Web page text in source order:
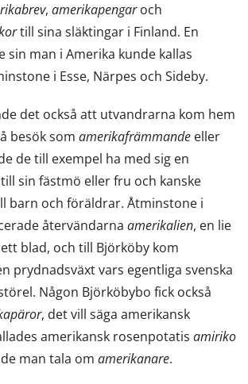
, amerikapengaroch
till sina släktingar i Finland. En
sin man i Amerika kunde kallas
i Esse, Närpes och Sideby.
det också att utvandrarna kom hem
besök som amerikafrämmande eller
de till exempel ha med sig en
sin fästmö eller fru och kanske
barn och föräldrar. Åtminstone i
återvändarna amerikalien, en lie
blad, och till Björköby kom
prydnadsväxt vars egentliga svenska
Någon Björköbybo fick också
, det vill säga amerikansk
amerikansk rosenpotatis amiriko
man tala om amerikanare.